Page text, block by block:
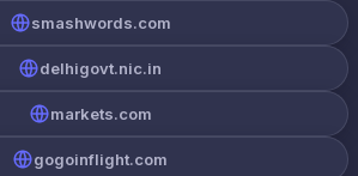
smashwords.com
delhigovt.nic.in
markets.com
gogoinflight.com